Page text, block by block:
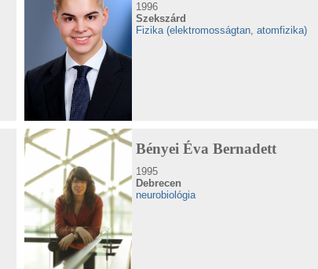
1996
Szekszárd
Fizika (elektromosságtan, atomfizika)
Bényei Éva Bernadett
1995
Debrecen
neurobiológia